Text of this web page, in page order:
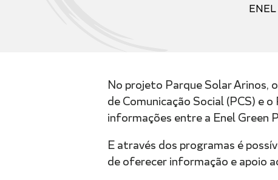
No projeto Parque Solar Arinos,
de Comunicação Social (PCS) e
informações entre a Enel Green
E através dos programas é
de oferecer informação e apoio